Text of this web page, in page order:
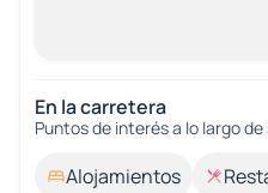
En la carretera
Puntos de interés a lo largo
Alojamientos